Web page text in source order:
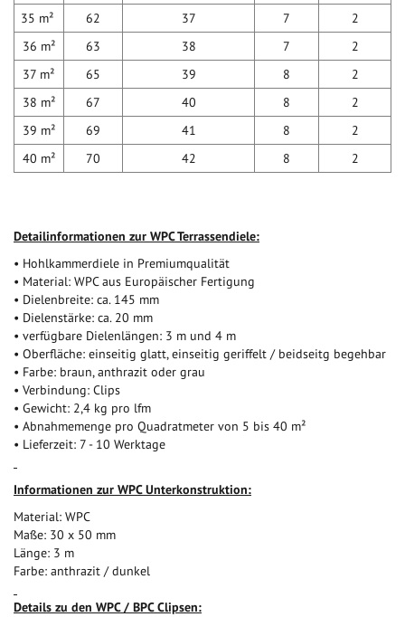
35 m²
62 37 7
2
36 m²
63 38 7
2
37 m²
65 39 8
2
38 m²
67 40 8
2
39 m²
69 41 8
2
40 m²
70 42 8 2
Detailinformationen zur WPC Terrassendiele:
• Hohlkammerdiele in Premiumqualität
• Material: WPC aus Europäischer Fertigung
• Dielenbreite: ca. 145 mm
• Dielenstärke: ca. 20 mm
• verfügbare Dielenlängen: 3 m und 4 m
• Oberfläche: einseitig glatt, einseitig geriffelt / beidseitg begehbar
• Farbe: braun, anthrazit oder grau
• Verbindung: Clips
• Gewicht: 2,4 kg pro lfm
• Abnahmemenge pro Quadratmeter von 5 bis 40 m²
• Lieferzeit: 7 - 10 Werktage
Informationen zur WPC Unterkonstruktion:
Material: WPC
Maße: 30 x 50 mm
Länge: 3 m
Farbe: anthrazit / dunkel
Details zu den WPC / BPC Clipsen: